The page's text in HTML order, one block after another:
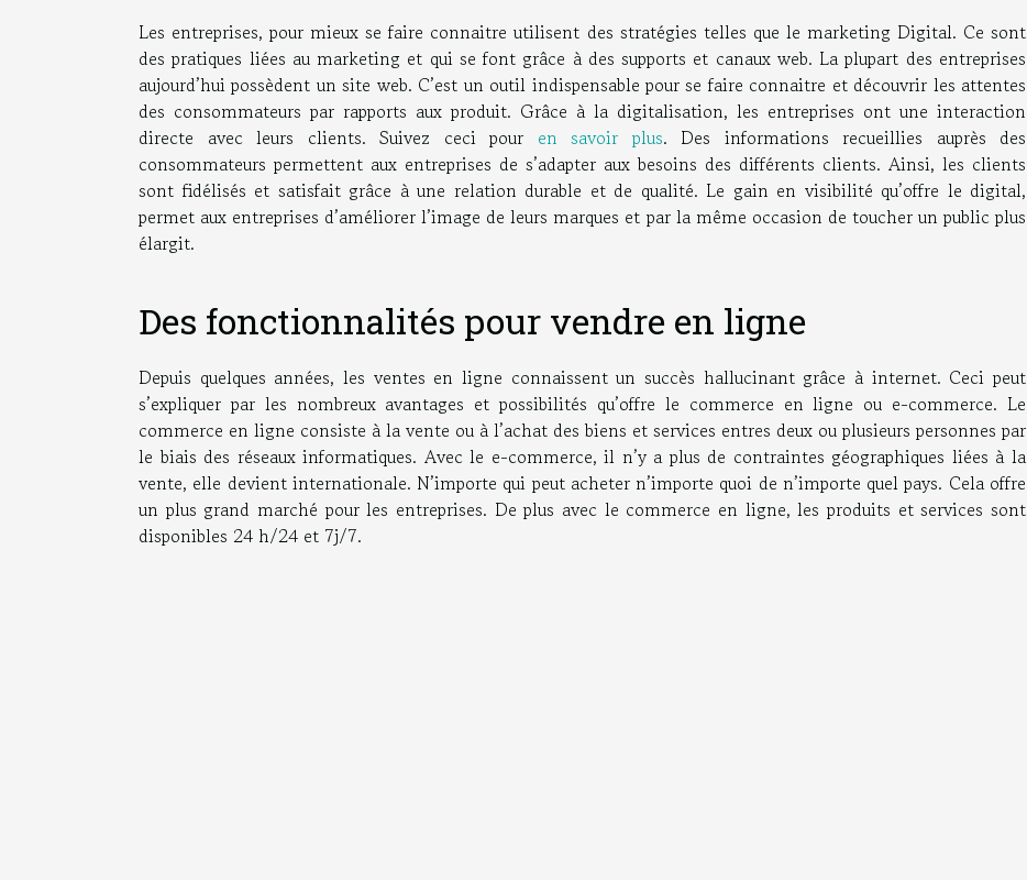
Les entreprises, pour mieux se faire connaitre utilisent des stratégies telles que le marketing Digital. Ce sont
des pratiques liées au marketing et qui se font grâce à des supports et canaux web. La plupart des entreprises
aujourd’hui possèdent un site web. C’est un outil indispensable pour se faire connaitre et découvrir les attentes
des consommateurs par rapports aux produit. Grâce à la digitalisation, les entreprises ont une interaction
directe avec leurs clients. Suivez ceci pour en savoir plus. Des informations recueillies auprès des
consommateurs permettent aux entreprises de s’adapter aux besoins des différents clients. Ainsi, les clients
sont fidélisés et satisfait grâce à une relation durable et de qualité. Le gain en visibilité qu’offre le digital,
permet aux entreprises d’améliorer l’image de leurs marques et par la même occasion de toucher un public plus
élargit.
Des fonctionnalités pour vendre en ligne
Depuis quelques années, les ventes en ligne connaissent un succès hallucinant grâce à internet. Ceci peut
s’expliquer par les nombreux avantages et possibilités qu’offre le commerce en ligne ou e-commerce. Le
commerce en ligne consiste à la vente ou à l’achat des biens et services entres deux ou plusieurs personnes par
le biais des réseaux informatiques. Avec le e-commerce, il n’y a plus de contraintes géographiques liées à la
vente, elle devient internationale. N’importe qui peut acheter n’importe quoi de n’importe quel pays. Cela offre
un plus grand marché pour les entreprises. De plus avec le commerce en ligne, les produits et services sont
disponibles 24 h/24 et 7j/7.